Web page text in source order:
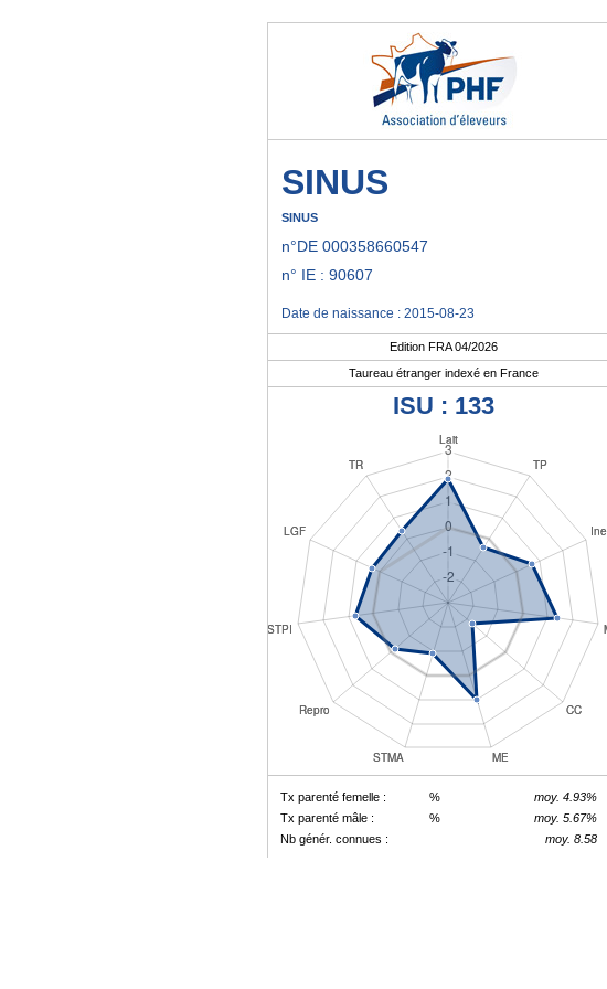
SINUS
SINUS
n°DE 000358660547
n° IE : 90607
Date de naissance : 2015-08-23
Edition FRA 04/2026
Taureau étranger indexé en France
ISU : 133
Tx parenté femelle : %
moy. 4.93%
Tx parenté mâle :
%
moy. 5.67%
Nb génér. connues :
moy. 8.58